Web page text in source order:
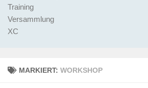
MARKIERT: WORKSHOP
Training
Versammlung
XC